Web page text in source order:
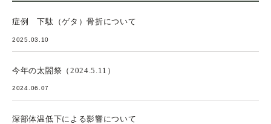
症例 下駄（ゲタ）骨折について
2025.03.10
今年の太閤祭（2024.5.11）
2024.06.07
深部体温低下による影響について